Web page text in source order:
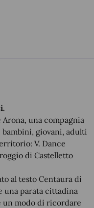
una compagnia
giovani, adulti
V. Dance
di Castelletto
al testo Centaura di
una parata cittadina
un modo di ricordare